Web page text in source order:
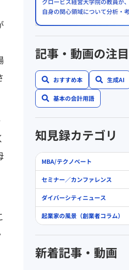
記事・動画の注
おすすめ本 生成AI
基本の会計用語
知見録カテゴリ
MBA/テクノベート
セミナー／カンファレンス
ダイバーシティニュース
起業家の風景（創業者コラム）
新着記事・動画